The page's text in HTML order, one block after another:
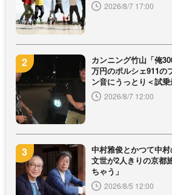
2026/8/7 17:00
カンニング竹山「俺
万円のポルシェ911の
ン音にうっとり＜試乗
2026/8/7 12:00
中村雅俊とかつて中
文世が2人きりの京
ちゃう」
2026/8/5 12:00